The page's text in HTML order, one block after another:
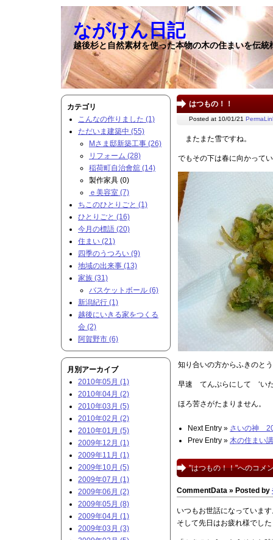
ながけん日記
越後杉と自然素材を使った本物の木の住まいを伝
はつもの！！
Posted at 10/01/21
またまた雪ですね。
でもその下は春に向かって
知り合いの方からふきのと
早速 てんぷらにして ‘い
ほろ苦さがたまりません。
Next Entry » さいの神
Prev Entry » 木の住まい
"はつもの！！"へのコメ
CommentData » Posted by
いつもお世話になっていま
そして先日はお疲れ様でし
カテゴリ
こんなの作りました (1)
ただいま建築中 (55)
Mさま邸新築工事 (26)
リフォーム (28)
稲荷町自治會舘 (14)
製作家具 (0)
ｅ美容室 (7)
ちこのひとりごと (1)
ひとりごと (16)
今月の標語 (20)
住まい (21)
四季のうつろい (9)
地域の出来事 (13)
家族 (31)
バスケットボール (6)
新潟紀行 (1)
越後にいきる家をつくる
会 (2)
阿賀野市 (6)
月別アーカイブ
2010年05月 (1)
2010年04月 (2)
2010年03月 (5)
2010年02月 (2)
2010年01月 (5)
2009年12月 (1)
2009年11月 (1)
2009年10月 (5)
2009年07月 (1)
2009年06月 (2)
2009年05月 (8)
2009年04月 (1)
2009年03月 (3)